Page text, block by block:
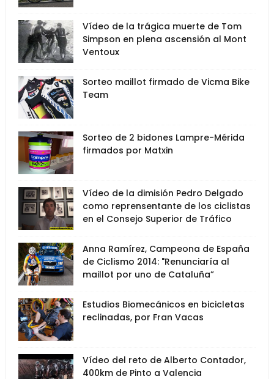
Vídeo de la trágica muerte de Tom
Simpson en plena ascensión al Mont
Ventoux
Sorteo maillot firmado de Vicma Bike
Team
Sorteo de 2 bidones Lampre-Mérida
firmados por Matxin
Vídeo de la dimisión Pedro Delgado
como reprensentante de los ciclistas
en el Consejo Superior de Tráfico
Anna Ramírez, Campeona de España
de Ciclismo 2014: "Renunciaría al
maillot por uno de Cataluña”
Estudios Biomecánicos en bicicletas
reclinadas, por Fran Vacas
Vídeo del reto de Alberto Contador,
400km de Pinto a Valencia